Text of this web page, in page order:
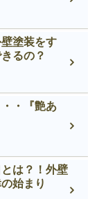
塗装をす
るの？
・『艶あ
は？！外壁
始まり